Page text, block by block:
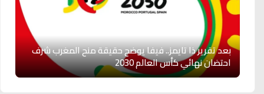
بعد تقرير ذا تايمز.. فيفا يوضح حقيقة منح المغرب شرف
احتضان نهائي كأس العالم 2030